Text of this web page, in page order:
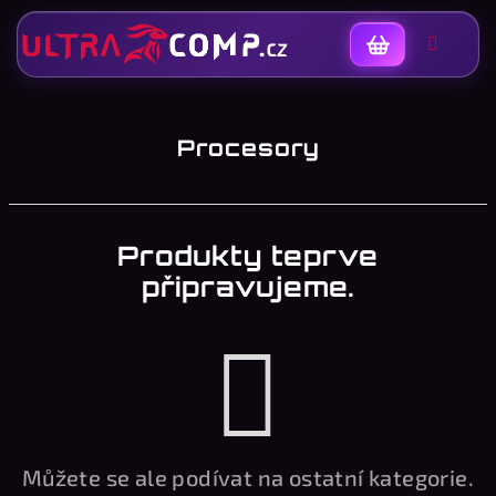
Nákupní
Procesory
Produkty teprve
připravujeme.
Můžete se ale podívat na ostatní kategorie.